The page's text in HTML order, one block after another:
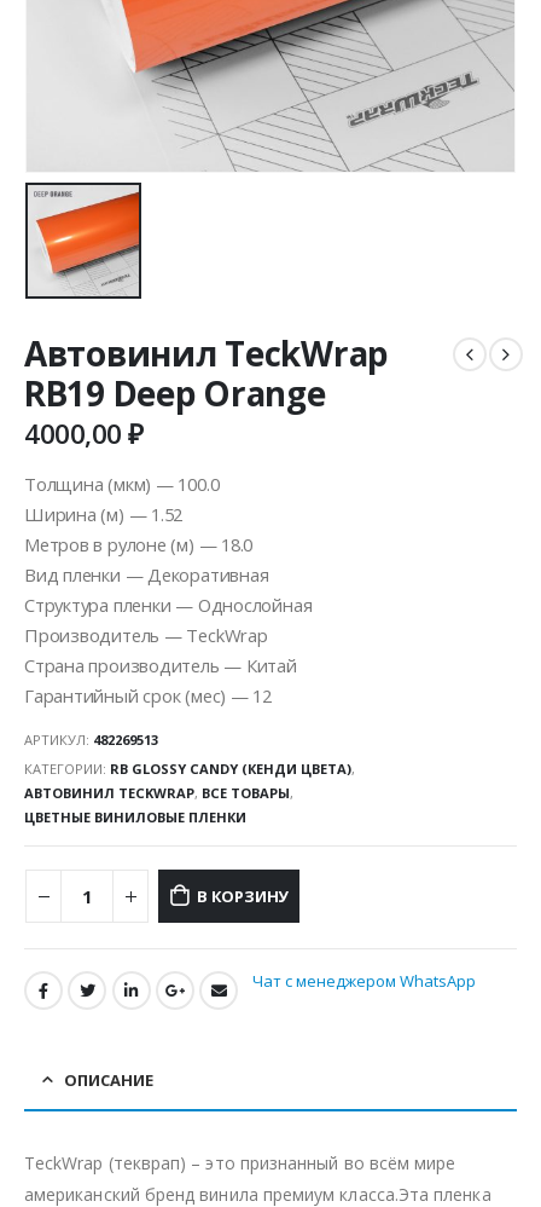
Автовинил TeckWrap
RB19 Deep Orange
4000,00₽
Толщина (мкм) — 100.0
Ширина (м) — 1.52
Метров в рулоне (м) — 18.0
Вид пленки — Декоративная
Структура пленки — Однослойная
Производитель — TeckWrap
Страна производитель — Китай
Гарантийный срок (мес) — 12
АРТИКУЛ: 482269513
КАТЕГОРИИ: RB GLOSSY CANDY (КЕНДИ ЦВЕТА),
АВТОВИНИЛ TECKWRAP, ВСЕ ТОВАРЫ,
ЦВЕТНЫЕ ВИНИЛОВЫЕ ПЛЕНКИ
В КОРЗИНУ
Чат с менеджером WhatsApp
ОПИСАНИЕ
TeckWrap (текврап) – это признанный во всём мире
американский бренд винила премиум класса.Эта пленка